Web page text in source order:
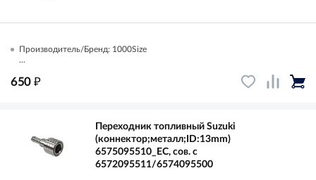
Производитель/Бренд: 1000Size
...
650 ₽
Переходник топливный Suzuki
(коннектор;металл;ID:13mm)
6575095510_EC, сов. с
6572095511/6574095500